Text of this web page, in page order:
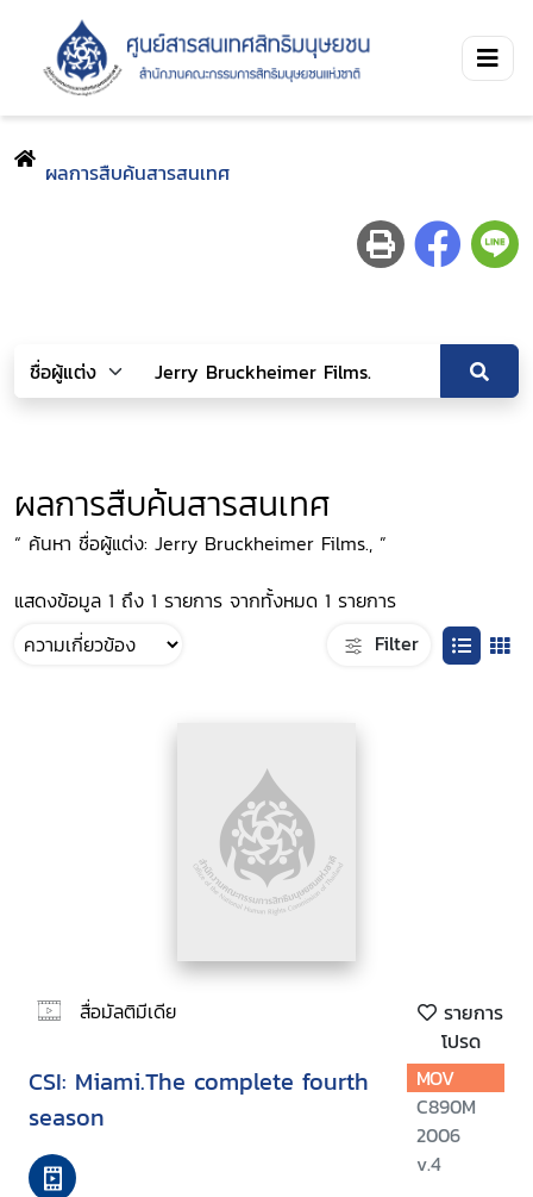
ผลการสืบค้นสารสนเทศ
ผลการสืบค้นสารสนเทศ
“ ค้นหา ชื่อผู้แต่ง: Jerry Bruckheimer Films., ”
แสดงข้อมูล 1 ถึง 1 รายการ จากทั้งหมด 1 รายการ
Filter
สื่อมัลติมีเดีย
รายการ
โปรด
CSI: Miami.The complete fourth
season
MOV
C890M
2006
v.4